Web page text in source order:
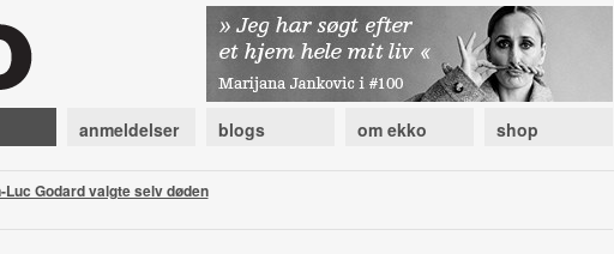
anmeldelser blogs om ekko shop
Luc Godard valgte selv døden